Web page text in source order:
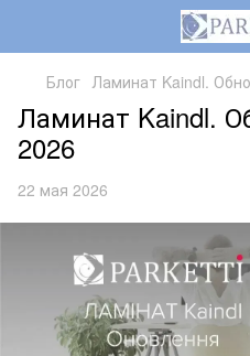
Блог Ламинат Kaindl.
Ламинат Kaindl.
2026
22 мая 2026